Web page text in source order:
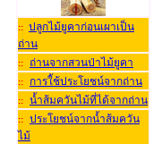
:: ปลูกไม้ยูคาก่อนเผาเป็น
ถ่าน
:: ถ่านจากสวนป่าไม้ยูคา
:: การใ้ช้ประโยชน์จากถ่าน
:: น้ำส้มควันไม้ที่ได้จากถ่าน
::
ประโยชน์จากน้ำส้มควัน
ไม